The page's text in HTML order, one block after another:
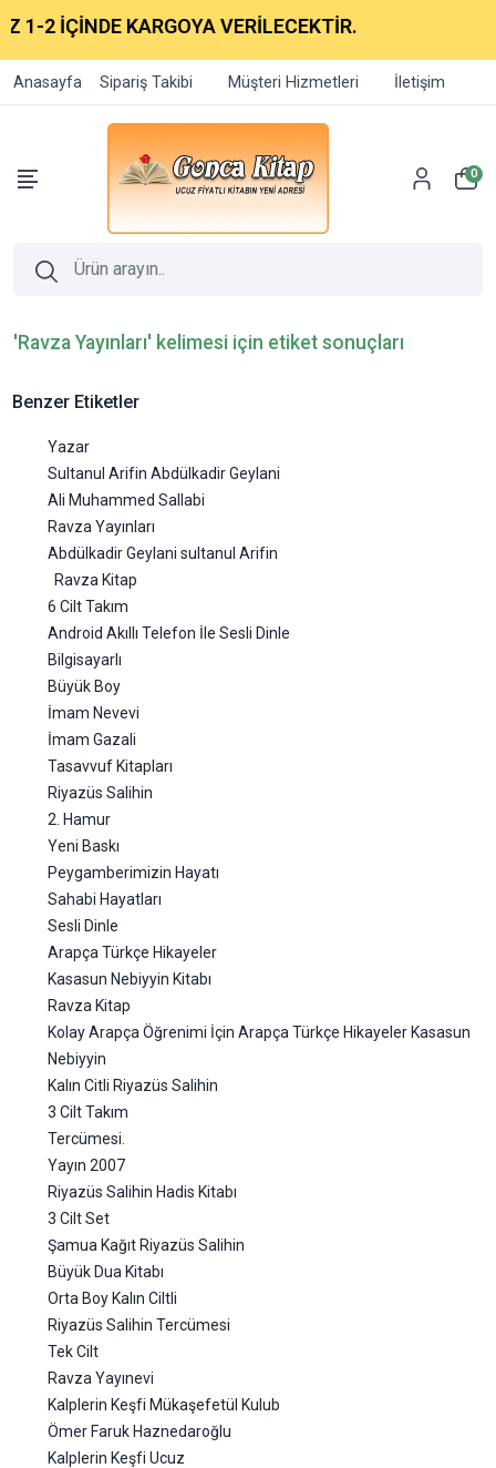
İÇİNDE KARGOYA VERİLECEKTİR.
Anasayfa Sipariş Takibi Müşteri Hizmetleri İletişim
0
'Ravza Yayınları' kelimesi için etiket sonuçları
Benzer Etiketler
Yazar
Sultanul Arifin Abdülkadir Geylani
Ali Muhammed Sallabi
Ravza Yayınları
Abdülkadir Geylani sultanul Arifin
Ravza Kitap
6 Cilt Takım
Android Akıllı Telefon İle Sesli Dinle
Bilgisayarlı
Büyük Boy
İmam Nevevi
İmam Gazali
Tasavvuf Kitapları
Riyazüs Salihin
2. Hamur
Yeni Baskı
Peygamberimizin Hayatı
Sahabi Hayatları
Sesli Dinle
Arapça Türkçe Hikayeler
Kasasun Nebiyyin Kitabı
Ravza Kitap
Kolay Arapça Öğrenimi İçin Arapça Türkçe Hikayeler Kasasun
Nebiyyin
Kalın Citli Riyazüs Salihin
3 Cilt Takım
Tercümesi.
Yayın 2007
Riyazüs Salihin Hadis Kitabı
3 Cilt Set
Şamua Kağıt Riyazüs Salihin
Büyük Dua Kitabı
Orta Boy Kalın Ciltli
Riyazüs Salihin Tercümesi
Tek Cilt
Ravza Yayınevi
Kalplerin Keşfi Mükaşefetül Kulub
Ömer Faruk Haznedaroğlu
Kalplerin Keşfi Ucuz